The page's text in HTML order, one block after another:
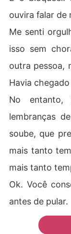
ouvira falar de
Me senti
isso sem
outra pessoa,
Havia
No
lembranças
soube, que
mais tanto
mais tanto
Ok. Você
antes de pular.